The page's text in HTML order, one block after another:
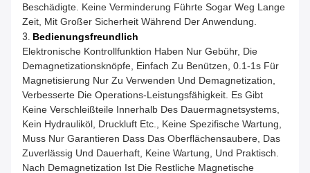
Beschädigte. Keine Verminderung Führte Sogar Weg Lange
Zeit, Mit Großer Sicherheit Während Der Anwendung.
3. Bedienungsfreundlich
Elektronische Kontrollfunktion Haben Nur Gebühr, Die
Demagnetizationsknöpfe, Einfach Zu Benützen, 0.1-1s Für
Magnetisierung Nur Zu Verwenden Und Demagnetization,
Verbesserte Die Operations-Leistungsfähigkeit. Es Gibt
Keine Verschleißteile Innerhalb Des Dauermagnetsystems,
Kein Hydrauliköl, Druckluft Etc., Keine Spezifische Wartung,
Muss Nur Garantieren Dass Das Oberflächensaubere, Das
Zuverlässig Und Dauerhaft, Keine Wartung, Und Praktisch.
Nach Demagnetization Ist Die Restliche Magnetische